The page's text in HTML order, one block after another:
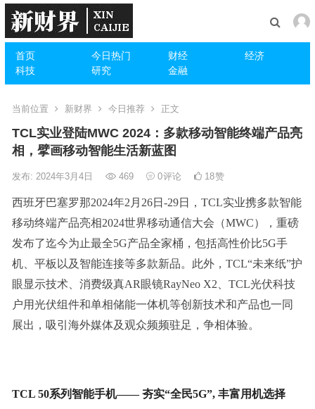
首页 今日热门 财经
经济
科技
研究 金融
当前位置 新财界 今日推荐 正文
TCL实业登陆MWC 2024：多款移动智能终端产品亮
相，擘画移动智能生活新蓝图
发布: 2024年3月4日 469 0评论 18赞
西班牙巴塞罗那2024年2月26日-29日，TCL实业携多款智能
移动终端产品亮相2024世界移动通信大会（MWC），重磅
发布了迄今为止最全5G产品全家桶，包括高性价比5G手
机、平板以及智能连接等多款新品。此外，TCL“未来纸”护
眼显示技术、消费级真AR眼镜RayNeo X2、TCL光伏科技
户用光伏组件和单相储能一体机等创新技术和产品也一同
展出，吸引海外媒体及观众频频驻足，争相体验。
TCL 50系列智能手机—— 夯实“全民5G”, 丰富用机选择